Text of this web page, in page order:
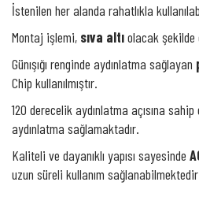
İstenilen her alanda rahatlıkla
Montaj işlemi, sıva altıolacak
Günışığı renginde aydınlatma sağlayan
Chip kullanılmıştır.
120 derecelik aydınlatma açısına
aydınlatma sağlamaktadır.
Kaliteli ve dayanıklı yapısı sayesinde
uzun süreli kullanım